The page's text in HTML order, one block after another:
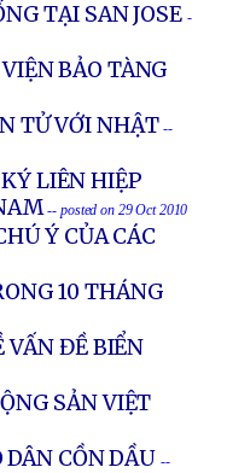
TẠI SAN JOSE -
BẢO TÀNG
TỬ VỚI NHẬT --
LIÊN HIỆP
-- posted on 29 Oct 2010
Ý CỦA CÁC
10 THÁNG
VẤN ĐỀ BIỂN
SẢN VIỆT
CỒN DẦU --